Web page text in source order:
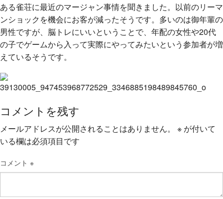
ある雀荘に最近のマージャン事情を聞きました。以前のリ ーマ
ンショックを機会にお客が減ったそうです。多いのは御年輩の
男性ですが、脳トレにいいということで、年配の女性や20代
の子でゲームから入って実際にやってみたいという参加者が増
えているそうです。
コメントを残す
メールアドレスが公開されることはありません。 ※ が付いて
いる欄は必須項目です
コメント ※